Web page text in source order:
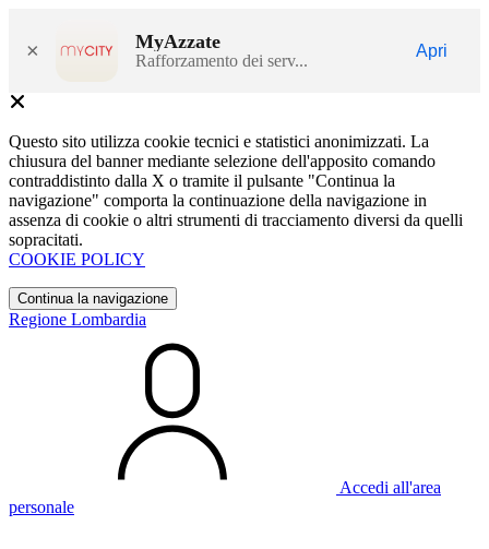
× MyAzzate
Rafforzamento dei serv...
Apri
Questo sito utilizza cookie tecnici e statistici anonimizzati. La
chiusura del banner mediante selezione dell'apposito comando
contraddistinto dalla X o tramite il pulsante "Continua la
navigazione" comporta la continuazione della navigazione in
assenza di cookie o altri strumenti di tracciamento diversi da quelli
sopracitati.
COOKIE POLICY
Continua la navigazione
Regione Lombardia
Accedi all'area
personale